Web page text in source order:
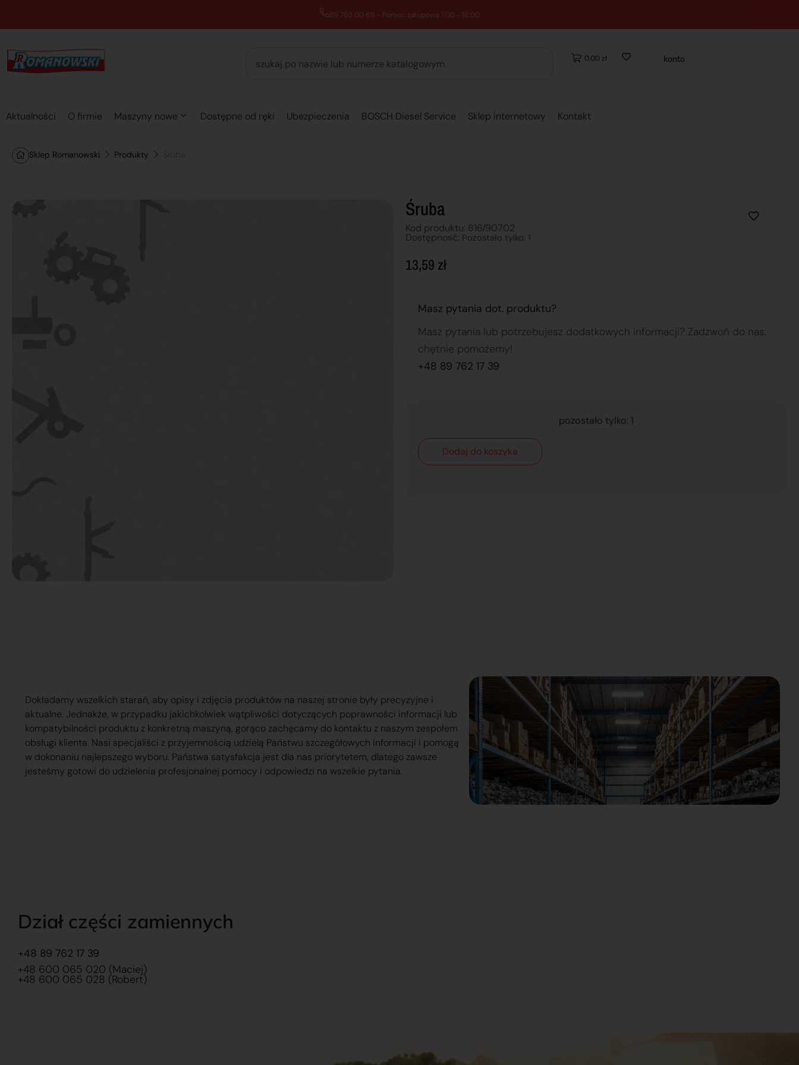
89 762 00 69 - Pomoc zakupowa 7:00 - 16:00
0,00 zł konto
Aktualności O firmie Maszyny nowe Dostępne od ręki Ubezpieczenia BOSCH Diesel Service Sklep internetowy Kontakt
Sklep Romanowski Produkty
Śruba
Kod produktu: 816/90702
Dostępnosć: Pozostało tylko: 1
13,59 zł
Masz pytania dot. produktu?
Masz pytania lub potrzebujesz dodatkowych informacji? Zadzwoń do nas,
chętnie pomożemy!
+48 89 762 17 39
pozostało tylko: 1
Dodaj do koszyka
Dokładamy wszelkich starań, aby opisy i zdjęcia produktów na naszej stronie były precyzyjne i
aktualne. Jednakże, w przypadku jakichkolwiek wątpliwości dotyczących poprawności informacji lub
kompatybilności produktu z konkretną maszyną, gorąco zachęcamy do kontaktu z naszym zespołem
obsługi klienta. Nasi specjaliści z przyjemnością udzielą Państwu szczegółowych informacji i pomogą
w dokonaniu najlepszego wyboru. Państwa satysfakcja jest dla nas priorytetem, dlatego zawsze
jesteśmy gotowi do udzielenia profesjonalnej pomocy i odpowiedzi na wszelkie pytania.
Dział części zamiennych
+48 89 762 17 39
+48 600 065 020 (Maciej)
+48 600 065 028 (Robert)